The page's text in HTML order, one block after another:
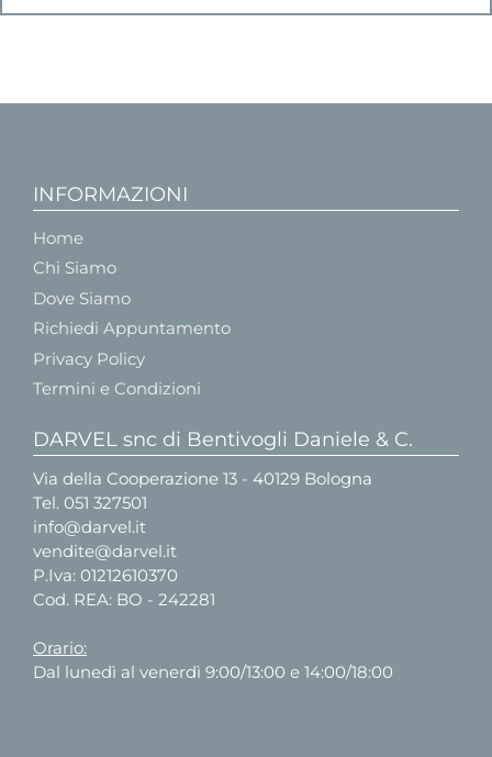
INFORMAZIONI
Home
Chi Siamo
Dove Siamo
Richiedi Appuntamento
Privacy Policy
Termini e Condizioni
DARVEL snc di Bentivogli Daniele & C.
Via della Cooperazione 13 - 40129 Bologna
Tel. 051 327501
info@darvel.it
vendite@darvel.it
P.Iva: 01212610370
Cod. REA: BO - 242281
Orario:
Dal lunedì al venerdì 9:00/13:00 e 14:00/18:00